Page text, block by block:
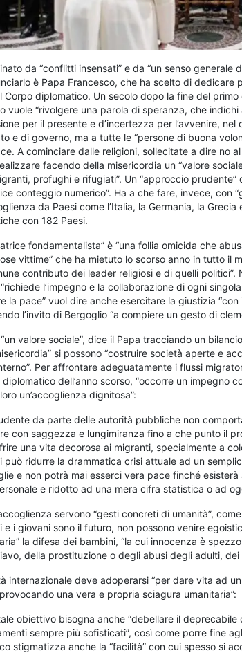
da “conflitti insensati” e da “un senso generale
è Papa Francesco, che ha scelto di
Corpo diplomatico. Un secolo dopo la fine del
vuole “rivolgere una parola di speranza, che
per il presente e d’incertezza per l’avvenire, nel
e di governo, ma a tutte le “persone di buona
A cominciare dalle religioni, sollecitate a dire no
facendo della misericordia un “valore
profughi e rifugiati”. Un “approccio
conteggio numerico”. Ha a che fare, invece, con
da Paesi come l’Italia, la Germania, la
con 182 Paesi.
fondamentalista” è “una follia omicida che
vittime” che ha mietuto lo scorso anno in tutto il
contributo dei leader religiosi e di quelli
l’impegno e la collaborazione di ogni
la pace” vuol dire anche esercitare la giustizia
l’invito di Bergoglio “a compiere un gesto di
valore sociale”, dice il Papa tracciando un
si possono “costruire società aperte e
Per affrontare adeguatamente i flussi
dell’anno scorso, “occorre un impegno
un’accoglienza dignitosa”:
da parte delle autorità pubbliche non
con saggezza e lungimiranza fino a che punto il
una vita decorosa ai migranti, specialmente a
può ridurre la drammatica crisi attuale ad un
e non potrà mai esserci vera pace finché
e ridotto ad una mera cifra statistica o ad
servono “gesti concreti di umanità”,
e i giovani sono il futuro, non possono venire
la difesa dei bambini, “la cui innocenza è
della prostituzione o degli abusi degli adulti,
internazionale deve adoperarsi “per dare vita ad
una vera e propria sciagura umanitaria”:
obiettivo bisogna anche “debellare il
sempre più sofisticati”, così come porre fine
stigmatizza anche la “facilità” con cui spesso si